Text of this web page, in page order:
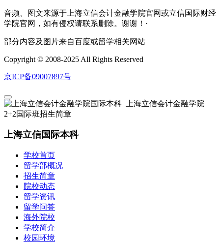
音频、图文来源于上海立信会计金融学院官网或立信国际财经
学院官网，如有侵权请联系删除。谢谢！·
部分内容及图片来自百度或留学相关网站
Copyright © 2008-2025 All Rights Reserved
京ICP备09007897号
上海立信国际本科
学校首页
留学部概况
招生简章
院校动态
留学资讯
留学问答
海外院校
学校简介
校园环境